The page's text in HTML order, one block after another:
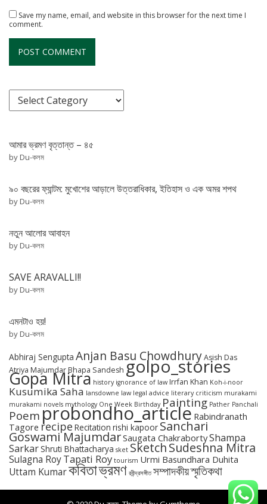
Save my name, email, and website in this browser for the next time I
comment.
আমার ভ্রমণ বৃত্তান্ত – ৪৫
by Du-কলম
৯০ বছরের ফ্যান্টম: মুখোশের আড়ালে উত্তরাধিকার, ইতিহাস ও এক অমর শপথ
by Du-কলম
নতুন আলোর আবাহন
by Du-কলম
SAVE ARAVALLI!!
by Du-কলম
এমনটাও হয়!
by Du-কলম
Abhiraj Sengupta Anjan Basu ChowdhuryAsish Das
Atriya Majumdar Bhapa Sandesh golpo_stories
Gopa Mitra history ignorance of law Irrfan Khan Koh-i-noor
Kusumika Saha lansdowne law legal advice literary criticism murakami
murakami novels mythology One Week Birthday Painting Pather Panchali
Poem probondho_article Rabindranath
Tagore recipe Recitation rishi kapoor Sanchari
Goswami MajumdarSaugata ChakrabortyShampa
SarkarShruti Bhattacharya sket SketchSudeshna Mitra
Sulagna RoyTapati Roy tourism Urmi Basundhara Duhita
Uttam Kumarকবিতাভ্রমণ রবীন্দ্রসঙ্গীত সম্পাদকীয়স্মৃতিকথা